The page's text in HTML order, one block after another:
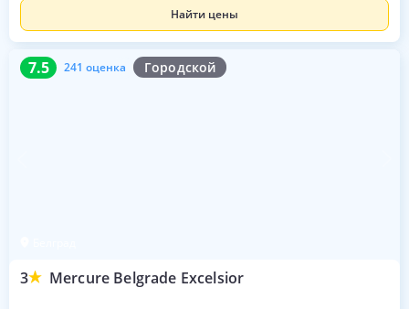
Найти цены
7.5 241 оценка Городской
3 Mercure Belgrade Excelsior
7.5 241 оценка